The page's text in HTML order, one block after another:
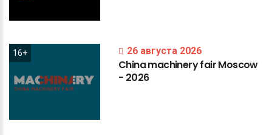
16+ 26 августа 2026
ChinamachineryfairMoscow
- 2026